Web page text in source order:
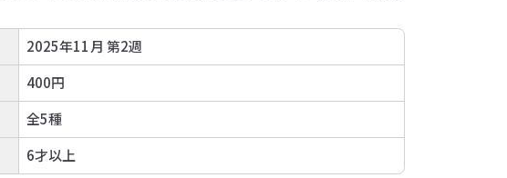
2025年11月 第2週
400円
全5種
6才以上